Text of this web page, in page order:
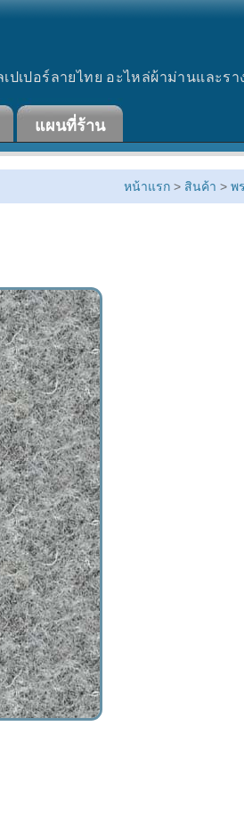
เปอร์ลายไทย อะไหล่ผ้าม่านและรา
แผนที่ร้าน
หน้าแรก > สินค้า > พ